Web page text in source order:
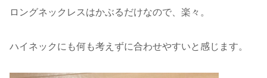
ロングネックレスはかぶるだけなので、楽々。
ハイネックにも何も考えずに合わせやすいと感じます。